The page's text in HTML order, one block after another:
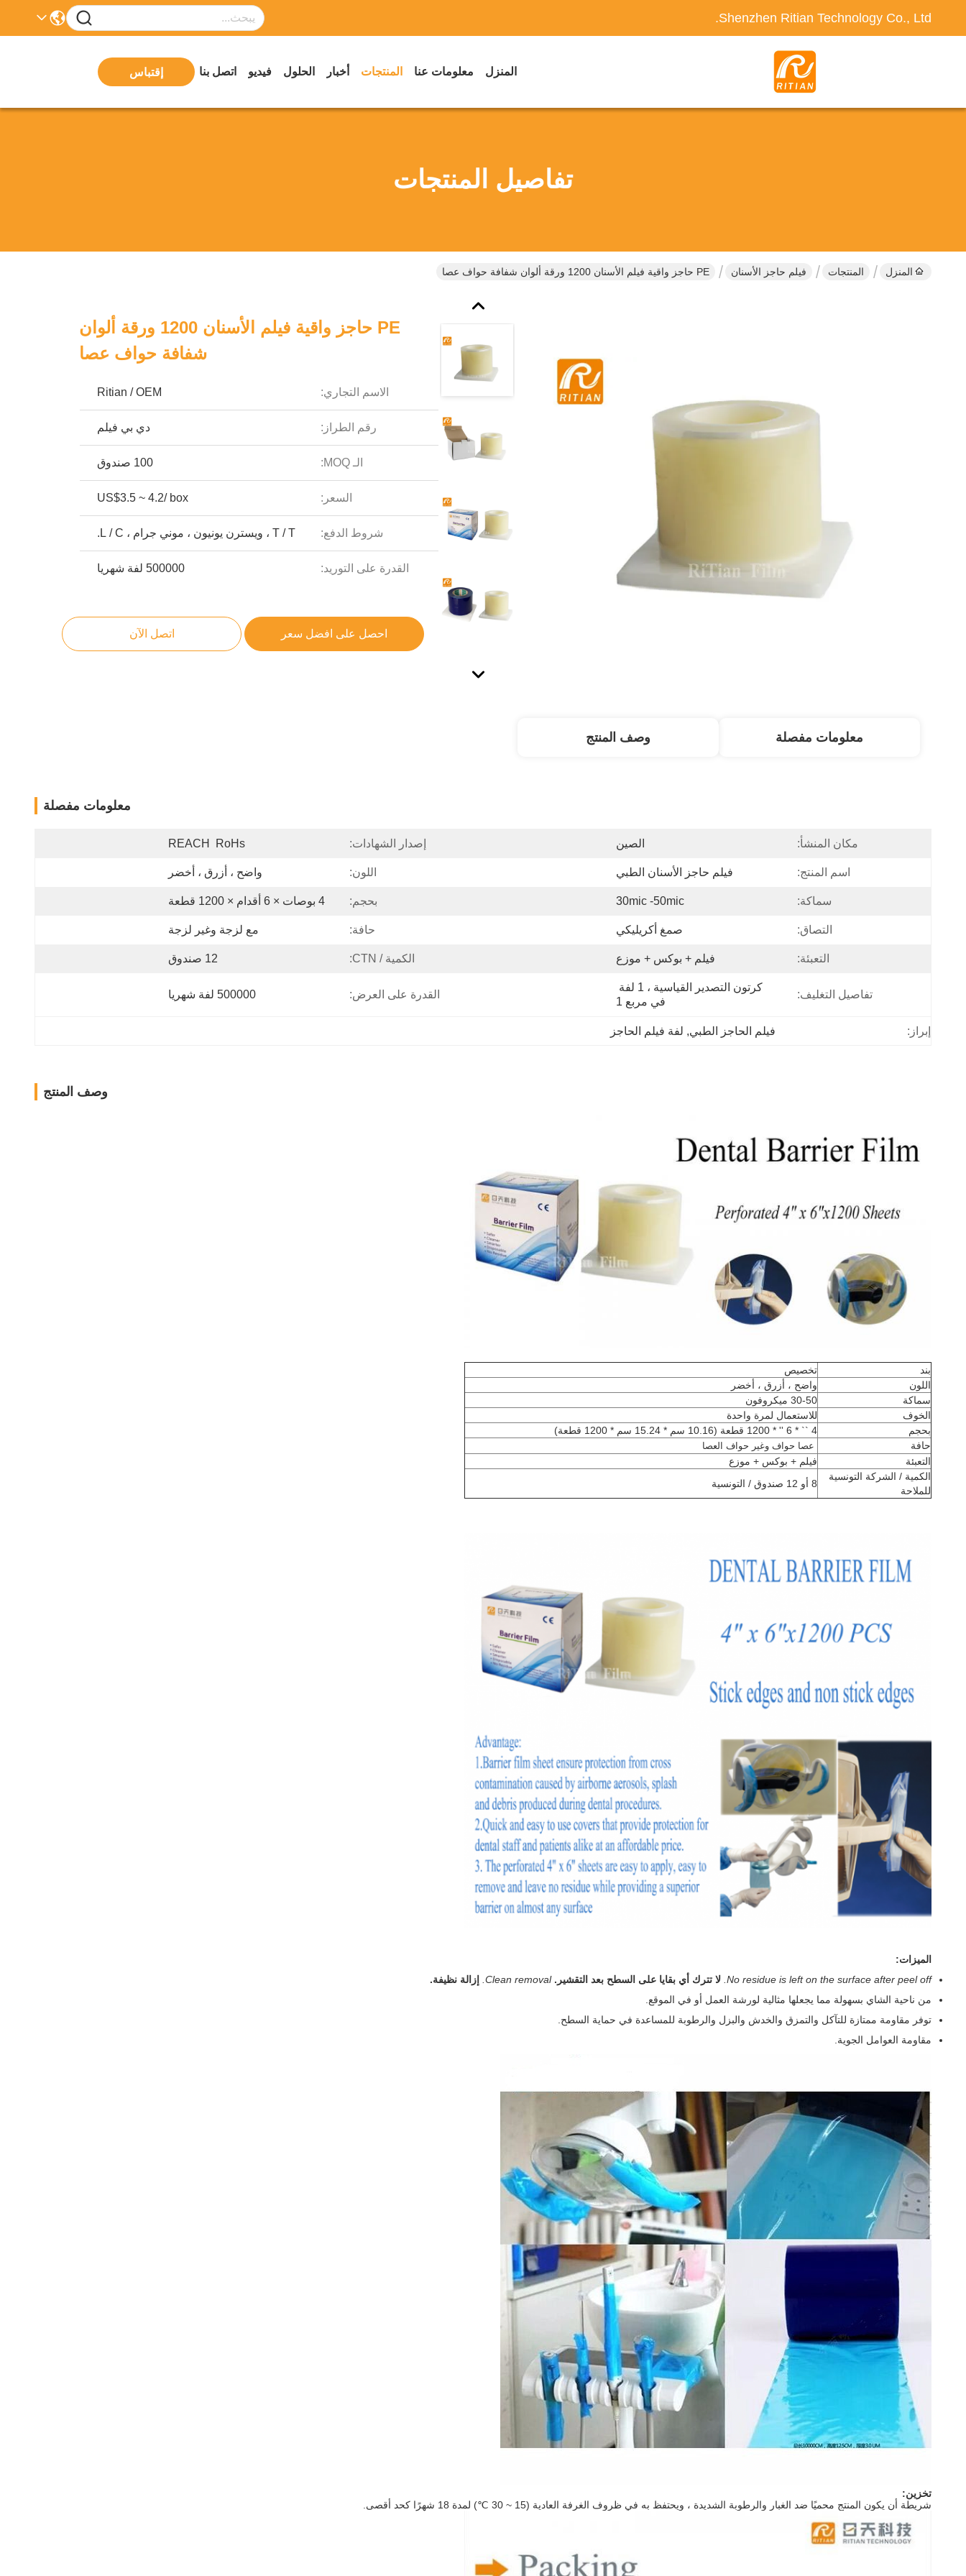
Shenzhen Ritian Technology Co., Ltd.
المنزل معلومات عنا المنتجات أخبار الحلول فيديو اتصل بنا إقتباس
تفاصيل المنتجات
المنزل المنتجات فيلم حاجز الأسنان PE حاجز واقية فيلم الأسنان 1200 ورقة ألوان شفافة حواف عصا
PE حاجز واقية فيلم الأسنان 1200 ورقة ألوان
شفافة حواف عصا
الاسم التجاري: Ritian / OEM
رقم الطراز: دي بي فيلم
الـ MOQ: 100 صندوق
السعر: US$3.5 ~ 4.2/ box
شروط الدفع: T / T ، ويسترن يونيون ، موني جرام ، L / C.
القدرة على التوريد: 500000 لفة شهريا
احصل على افضل سعر اتصل الآن
معلومات مفصلة وصف المنتج
معلومات مفصلة
مكان المنشأ: الصين إصدار الشهادات: REACH  RoHs
اسم المنتج: فيلم حاجز الأسنان الطبي اللون: واضح ، أزرق ، أخضر
سماكة: 30mic -50mic بحجم: 4 بوصات × 6 أقدام × 1200 قطعة
التصاق: صمغ أكريليكي حافة: مع لزجة وغير لزجة
التعبئة: فيلم + بوكس ​​+ موزع الكمية / CTN: 12 صندوق
تفاصيل التغليف:
في مربع 1
القدرة على العرض: 500000 لفة شهريا
إبراز: فيلم الحاجز الطبي, لفة فيلم الحاجز
وصف المنتج
بند
تخصيص
اللون
واضح ، أزرق ، أخضر
سماكة
30-50 ميكروفون
الخوف
للاستعمال لمرة واحدة
بحجم
4 `` * 6 '' * 1200 قطعة (10.16 سم * 15.24 سم * 1200 قطعة)
حافة
عصا حواف وغير حواف العصا
التعبئة
فيلم + بوكس ​​+ موزع
الكمية / الشركة التونسية
للملاحة
8 أو 12 صندوق / التونسية
الميزات:
No residue is left on the surface after peel off. لا تترك أي بقايا على السطح بعد التقشير. Clean removal.
إزالة نظيفة.
من ناحية الشاي بسهولة مما يجعلها مثالية لورشة العمل أو في الموقع.
توفر مقاومة ممتازة للتآكل والتمزق والخدش والبزل والرطوبة للمساعدة في حماية السطح.
مقاومة العوامل الجوية.
تخزين:
شريطة أن يكون المنتج محميًا ضد الغبار والرطوبة الشديدة ، ويحتفظ به في ظروف الغرفة العادية (15 ~ 30 ℃) لمدة 18 شهرًا كحد أقصى.